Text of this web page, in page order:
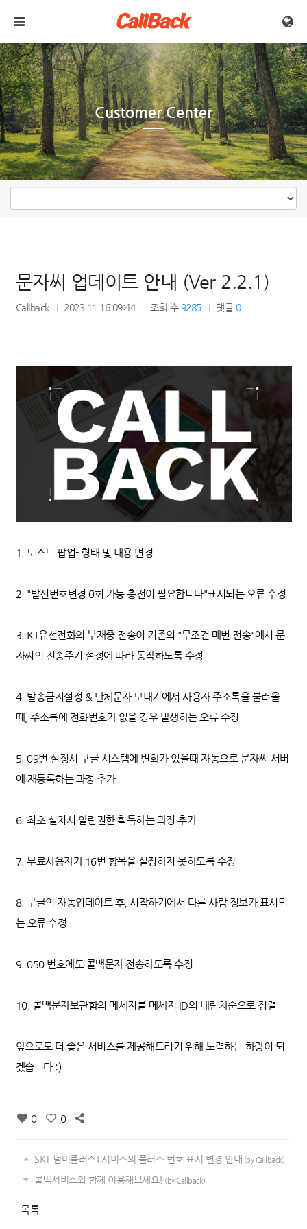
Customer Center
문자씨 업데이트 안내 (Ver 2.2.1)
Callback 2023.11.16 09:44 조회 수 9285 댓글 0
1. 토스트 팝업- 형태 및 내용 변경
2. "발신번호변경 0회 가능 충전이 필요합니다"표시되는 오류 수정
3. KT유선전화의 부재중 전송이 기존의 "무조건 매번 전송"에서 문
자씨의 전송주기 설정에 따라 동작하도록 수정
4. 발송금지설정 & 단체문자 보내기에서 사용자 주소록을 불러올
때, 주소록에 전화번호가 없을 경우 발생하는 오류 수정
5. 09번 설정시 구글 시스템에 변화가 있을때 자동으로 문자씨 서버
에 재등록하는 과정 추가
6. 최초 설치시 알림권한 획득하는 과정 추가
7. 무료사용자가 16번 항목을 설정하지 못하도록 수정
8. 구글의 자동업데이트 후, 시작하기에서 다른 사람 정보가 표시되
는 오류 수정
9. 050 번호에도 콜백문자 전송하도록 수정
10. 콜백문자보관함의 메세지를 메세지 ID의 내림차순으로 정렬
앞으로도 더 좋은 서비스를 제공해드리기 위해 노력하는 하랑이 되
겠습니다 :)
0 0
SKT 넘버플러스II 서비스의 플러스 번호 표시 변경 안내 (by Callback)
콜백서비스와 함께 이용해보세요! (by Callback)
목록